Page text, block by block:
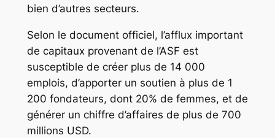
bien d’autres secteurs.
Selon le document officiel, l’afflux important
de capitaux provenant de l’ASF est
susceptible de créer plus de 14 000
emplois, d’apporter un soutien à plus de 1
200 fondateurs, dont 20% de femmes, et de
générer un chiffre d’affaires de plus de 700
millions USD.